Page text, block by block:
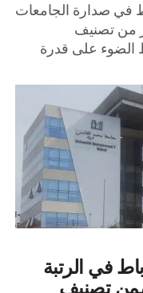
في صدارة الجامعات
من تصنيف
الذي يسلط الضوء على قدرة
في الرتبة
ضمن تصنيف